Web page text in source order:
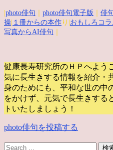
photo俳句 photo俳句電子版 俳
操 １冊からの本作 り| おもしろコラ
写真からAI俳句
健康長寿研究所のＨＰへよう
気に長生きする情報を紹介・
身のためにも、平和な世の中
をかけず、元気で長生きする
トいたしましょう！
photo俳句を投稿する